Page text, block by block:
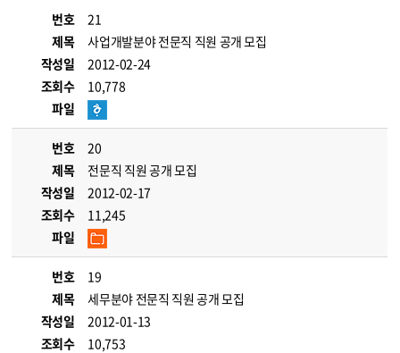
번호
21
제목
사업개발분야 전문직 직원 공개 모집
작성일
2012-02-24
조회수
10,778
파일
번호
20
제목
전문직 직원 공개 모집
작성일
2012-02-17
조회수
11,245
파일
번호
19
제목
세무분야 전문직 직원 공개 모집
작성일
2012-01-13
조회수
10,753